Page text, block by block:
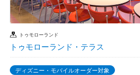
トゥモローランド
トゥモローランド・テラス
ディズニー・モバイルオーダー対象